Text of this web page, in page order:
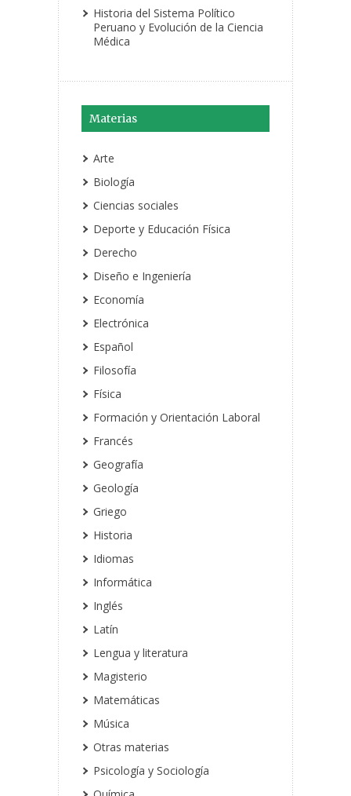
Historia del Sistema Político
Peruano y Evolución de la Ciencia
Médica
Materias
Arte
Biología
Ciencias sociales
Deporte y Educación Física
Derecho
Diseño e Ingeniería
Economía
Electrónica
Español
Filosofía
Física
Formación y Orientación Laboral
Francés
Geografía
Geología
Griego
Historia
Idiomas
Informática
Inglés
Latín
Lengua y literatura
Magisterio
Matemáticas
Música
Otras materias
Psicología y Sociología